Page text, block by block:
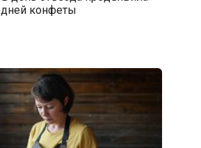
конфеты